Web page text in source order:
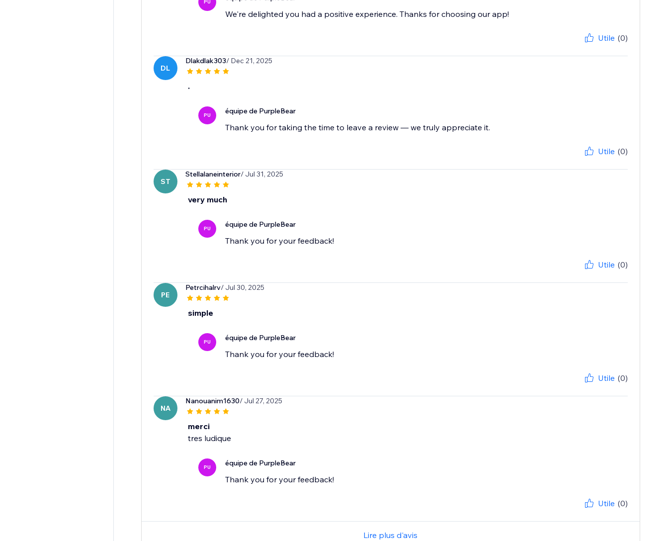
PU
We're delighted you had a positive experience. Thanks for choosing our app!
Utile (0)
DL
Dlakdlak303/ Dec 21, 2025
.
PU équipe de PurpleBear
Thank you for taking the time to leave a review — we truly appreciate it.
Utile (0)
ST
Stellalaneinterior/ Jul 31, 2025
very much
PU équipe de PurpleBear
Thank you for your feedback!
Utile (0)
PE
Petrcihalrv/ Jul 30, 2025
simple
PU équipe de PurpleBear
Thank you for your feedback!
Utile (0)
NA
Nanouanim1630/ Jul 27, 2025
merci
tres ludique
PU équipe de PurpleBear
Thank you for your feedback!
Utile (0)
Lire plus d'avis